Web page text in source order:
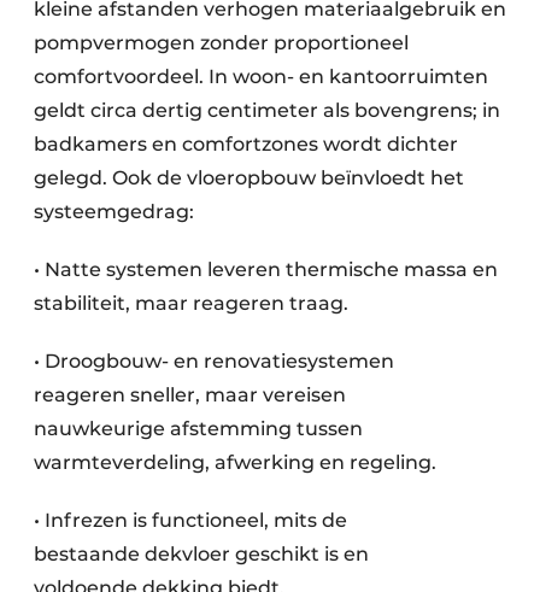
kleine afstanden verhogen materiaalgebruik en
pompvermogen zonder proportioneel
comfortvoordeel. In woon- en kantoorruimten
geldt circa dertig centimeter als bovengrens; in
badkamers en comfortzones wordt dichter
gelegd. Ook de vloeropbouw beïnvloedt het
systeemgedrag:
• Natte systemen leveren thermische massa en
stabiliteit, maar reageren traag.
• Droogbouw- en renovatiesystemen
reageren sneller, maar vereisen
nauwkeurige afstemming tussen
warmteverdeling, afwerking en regeling.
• Infrezen is functioneel, mits de
bestaande dekvloer geschikt is en